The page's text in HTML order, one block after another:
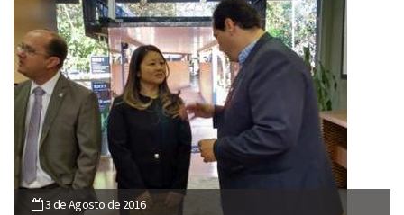
3 de Agosto de 2016